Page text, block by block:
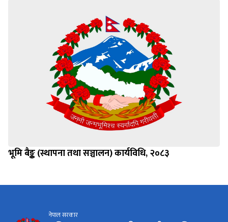
भूमि बैङ्क (स्थापना तथा सञ्चालन) कार्यविधि, २०८३
नेपाल सरकार